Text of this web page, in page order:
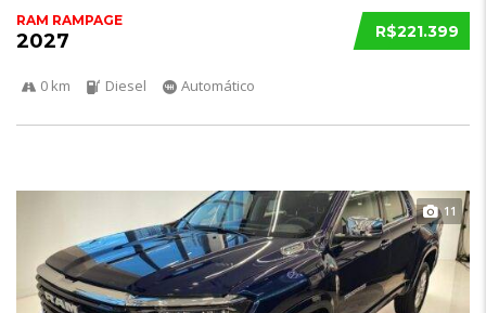
R$221.399
RAM RAMPAGE
2027
0 km Diesel Automático
11